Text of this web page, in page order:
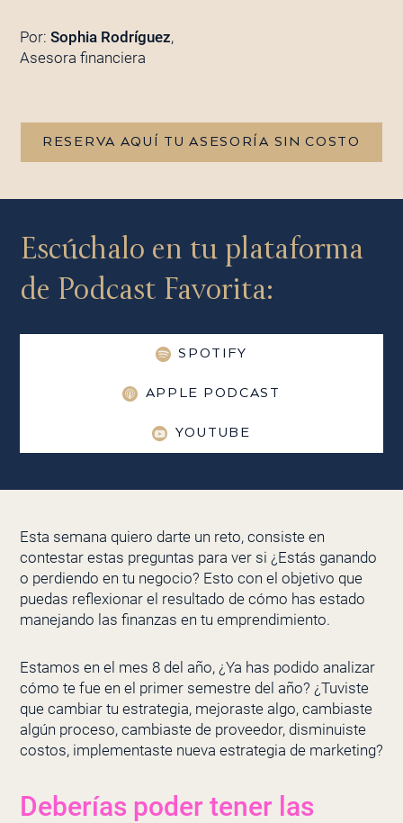
Por: Sophia Rodríguez,
Asesora financiera
RESERVA AQUÍ TU ASESORÍA SIN COSTO
Escúchalo en tu plataforma
de Podcast Favorita:
SPOTIFY
APPLE PODCAST
YOUTUBE
Esta semana quiero darte un reto, consiste en
contestar estas preguntas para ver si ¿Estás ganando
o perdiendo en tu negocio? Esto con el objetivo que
puedas reflexionar el resultado de cómo has estado
manejando las finanzas en tu emprendimiento.
Estamos en el mes 8 del año, ¿Ya has podido analizar
cómo te fue en el primer semestre del año? ¿Tuviste
que cambiar tu estrategia, mejoraste algo, cambiaste
algún proceso, cambiaste de proveedor, disminuiste
costos, implementaste nueva estrategia de marketing?
Deberías poder tener las